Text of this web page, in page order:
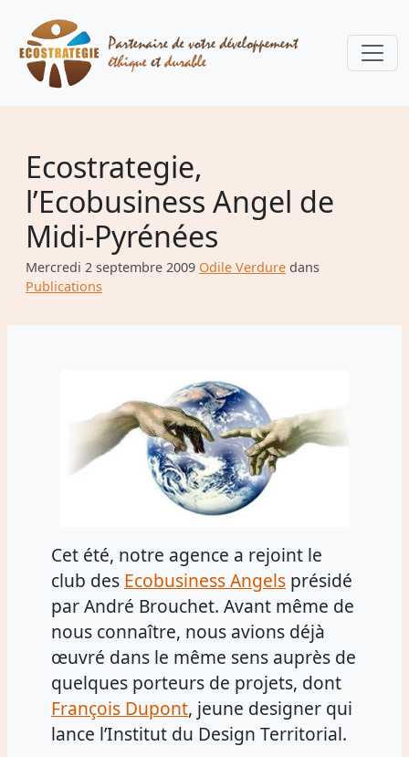
Ecostrategie,
l’Ecobusiness Angel de
Midi-Pyrénées
Mercredi 2 septembre 2009 Odile Verdure dans
Publications
Cet été, notre agence a rejoint le
club des Ecobusiness Angels présidé
par André Brouchet. Avant même de
nous connaître, nous avions déjà
œuvré dans le même sens auprès de
quelques porteurs de projets, dont
François Dupont, jeune designer qui
lance l’Institut du Design Territorial.